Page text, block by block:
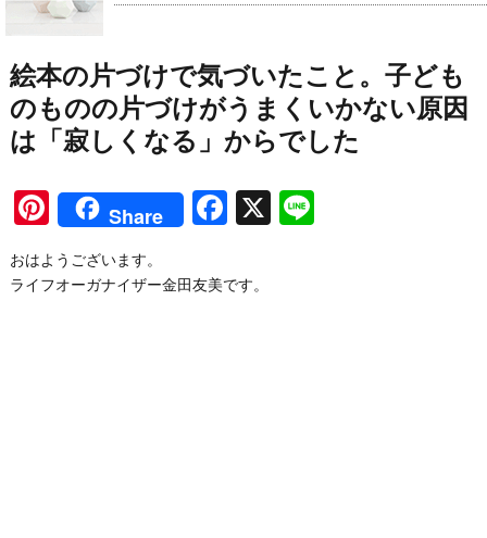
絵本の片づけで気づいたこと。子ども
のものの片づけがうまくいかない原因
は「寂しくなる」からでした
Pinterest
Share Facebook
X
おはようございます。
ライフオーガナイザー金田友美です。